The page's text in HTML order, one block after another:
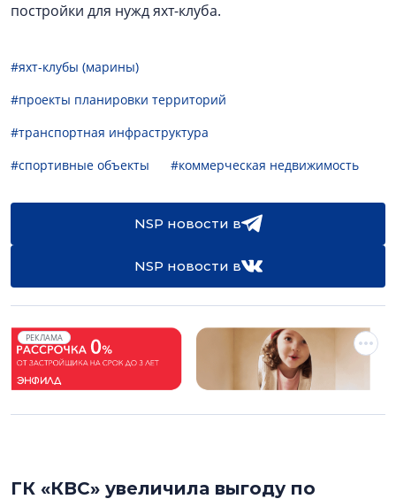
постройки для нужд яхт-клуба.
#яхт-клубы (марины)
#проекты планировки территорий
#транспортная инфраструктура
#спортивные объекты
#коммерческая недвижимость
NSP новости в
NSP новости в
РЕКЛАМА
ГК «КВС» увеличила выгоду по